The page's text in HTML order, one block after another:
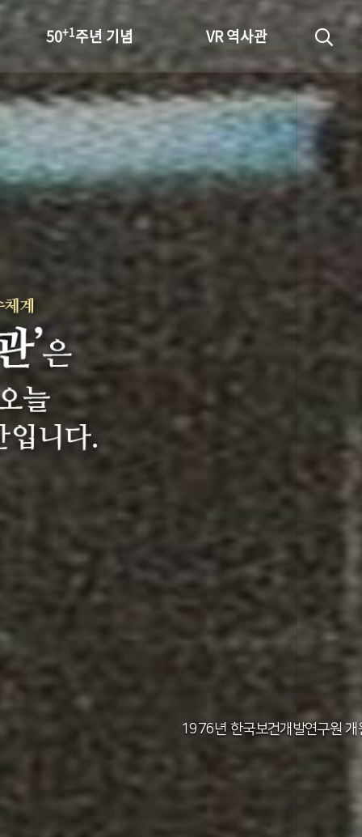
50+1주년 기념
성과 50선
숫자로 보는 50년
50
주년 광장
세계와 함께 한 KIHASA
VR 역사관
1971년 가족계획연구원
1976년 한국보건개발연구원 개
1982년 한국인구보건연구원 신청사 준
2012년 한국보건사회연구원 서울 청사
2011년 한국보건사회연구원 설립 40주년
2014년 한국보건사회연구원 세종 청사